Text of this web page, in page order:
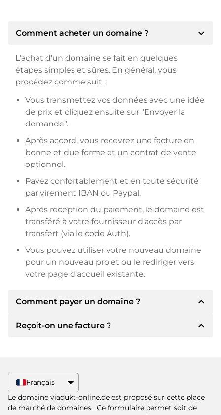
Comment acheter un domaine ? expand_more
L'achat d'un domaine se fait en quelques
étapes simples et sûres. En général, vous
procédez comme suit :
Vous transmettez vos données avec une idée
de prix et cliquez ensuite sur "Envoyer la
demande".
Après accord, vous recevrez une facture en
bonne et due forme et un contrat de vente
optionnel.
Payez confortablement et en toute sécurité
par virement IBAN ou Paypal.
Après réception du paiement, le domaine est
transféré à votre fournisseur d'accès par
transfert (via le code Auth).
Vous pouvez utiliser votre nouveau domaine
pour un nouveau projet ou le rediriger vers
votre page d'accueil existante.
Comment payer un domaine ? expand_less
Après un accord, le titulaire vous
proposera Paypal ou d'autres méthodes de
paiement.
Veuillez toujours mentionner le nom de
Reçoit-on une facture ? expand_less
élevé, vous recevrez également un contrat de
vente supplémentaire si vous le souhaitez.
Français
Le domaine viadukt-online.de est proposé sur cette place
de marché de domaines . Ce formulaire permet soit de